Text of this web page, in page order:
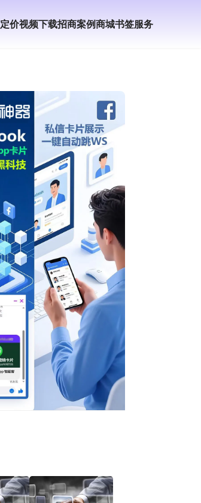
定价视频下载招商案例商城书签服务